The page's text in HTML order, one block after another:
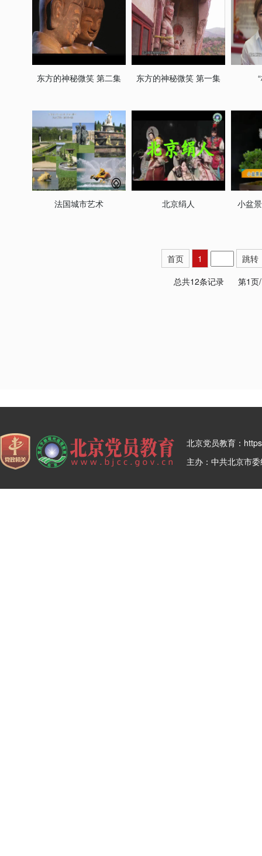
东方的神秘微笑 第二集 东方的神秘微笑 第一集
法国城市艺术 北京绢人 小盆
首页 1
跳转
总共12条记录 第1页/
北京党员教育：
主办：中共北京市